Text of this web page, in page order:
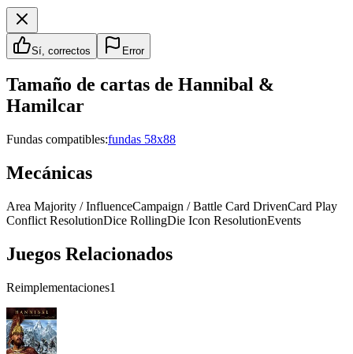
Sí, correctos Error
Tamaño de cartas de Hannibal &
Hamilcar
Fundas compatibles:fundas 58x88
Mecánicas
Area Majority / InfluenceCampaign / Battle Card DrivenCard Play
Conflict ResolutionDice RollingDie Icon ResolutionEvents
Juegos Relacionados
Reimplementaciones1